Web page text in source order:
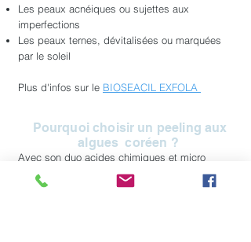
Les peaux acnéiques ou sujettes aux
imperfections
Les peaux ternes, dévitalisées ou marquées
par le soleil
Plus d'infos sur le BIOSEACIL EXFOLA
Pourquoi choisir un peeling aux
algues coréen ?
Avec son duo acides chimiques et micro
spicules d'algues il va entrainer :